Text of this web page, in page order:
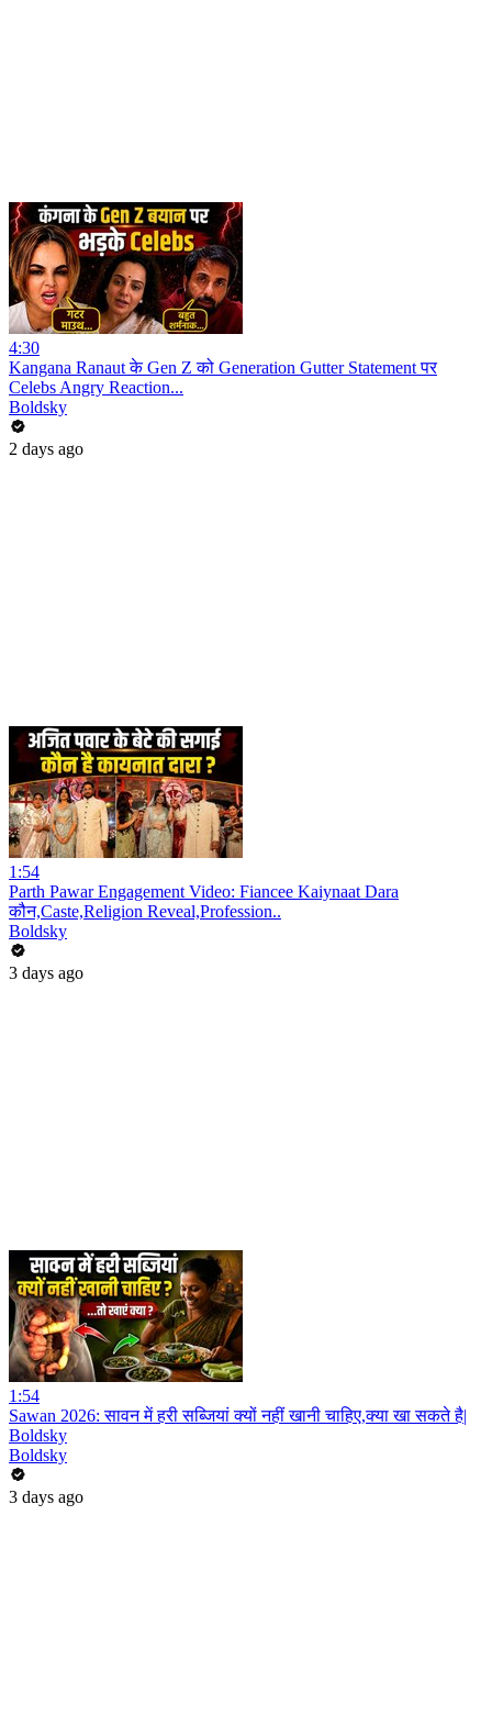
4:30
Kangana Ranaut के Gen Z को Generation Gutter Statement पर
Celebs Angry Reaction...
Boldsky
2 days ago
1:54
Parth Pawar Engagement Video: Fiancee Kaiynaat Dara
कौन,Caste,Religion Reveal,Profession..
Boldsky
3 days ago
1:54
Sawan 2026: सावन में हरी सब्जियां क्यों नहीं खानी चाहिए,क्या खा सकते है|
Boldsky
Boldsky
3 days ago